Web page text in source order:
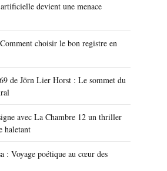
devient une menace
choisir le bon registre en
de Jörn Lier Horst : Le sommet du
avec La Chambre 12 un thriller
haletant
: Voyage poétique au cœur des